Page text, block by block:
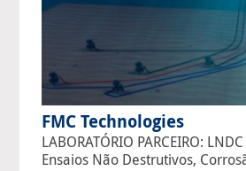
FMC Technologies
LABORATÓRIO PARCEIRO:
Ensaios Não Destrutivos,